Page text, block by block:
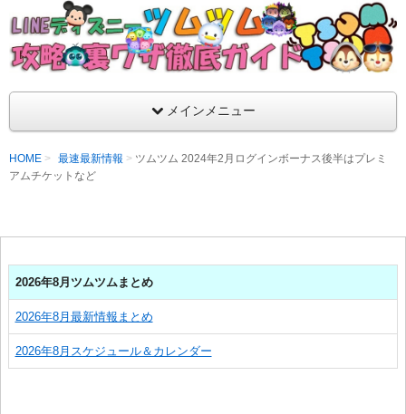
LINEディズニー ツムツム攻略・裏ワザ徹底
支持率No1！痒いところに手が届くツムツム攻略サイト！新ツ
ラ評価も丁寧に解説！ツムツムを120％楽しめるサイトを目指し
メインメニュー
HOME 最速最新情報
ツムツム 2024年2月ログインボーナス後半はプレミ
アムチケットなど
2026年8月ツムツムまとめ
2026年8月最新情報まとめ
2026年8月スケジュール＆カレンダー